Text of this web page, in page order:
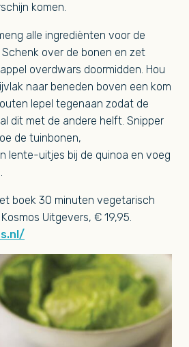
komen.
alle ingrediënten voor de
Schenk over de bonen en zet
overdwars doormidden. Hou
naar beneden boven een kom
lepel tegenaan zodat de
dit met de andere helft. Snipper
de tuinbonen,
lente-uitjes bij de quinoa en voeg
boek 30 minuten vegetarisch
Uitgevers, € 19,95.